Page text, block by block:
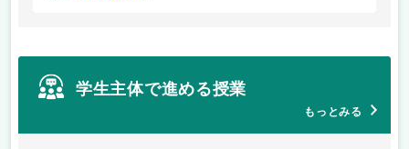
学生主体で進める授業
もっとみる